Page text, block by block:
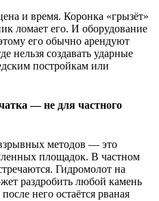
и время. Коронка «грызёт»
ломает его. И оборудование
его обычно арендуют
нельзя создавать ударные
постройкам или
— не для частного
методов — это
площадок. В частном
Гидромолот на
раздробить любой камень
него остаётся рваная